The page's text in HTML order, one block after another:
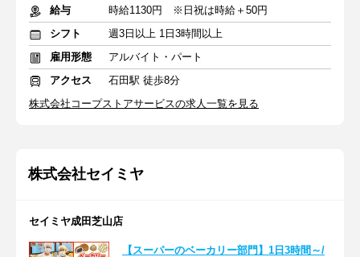
給与
時給1130円 ※日祝は時給＋50円
シフト
週3日以上 1日3時間以上
雇用形態
アルバイト・パート
アクセス
石田駅 徒歩8分
株式会社コープストアサービスの求人一覧を見る
株式会社セイミヤ
セイミヤ成田芝山店
【スーパーのベーカリー部門】1日3時間～/